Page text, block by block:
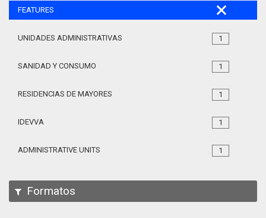
FEATURES
1
UNIDADES ADMINISTRATIVAS
1
SANIDAD Y CONSUMO
1
RESIDENCIAS DE MAYORES
1
IDEVVA
1
ADMINISTRATIVE UNITS
Formatos